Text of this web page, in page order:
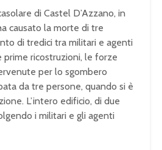
di Castel D’Azzano, in
causato la morte di tre
di tredici tra militari e agenti
prime ricostruzioni, le forze
per lo sgombero
da tre persone, quando si è
L’intero edificio, di due
i militari e gli agenti